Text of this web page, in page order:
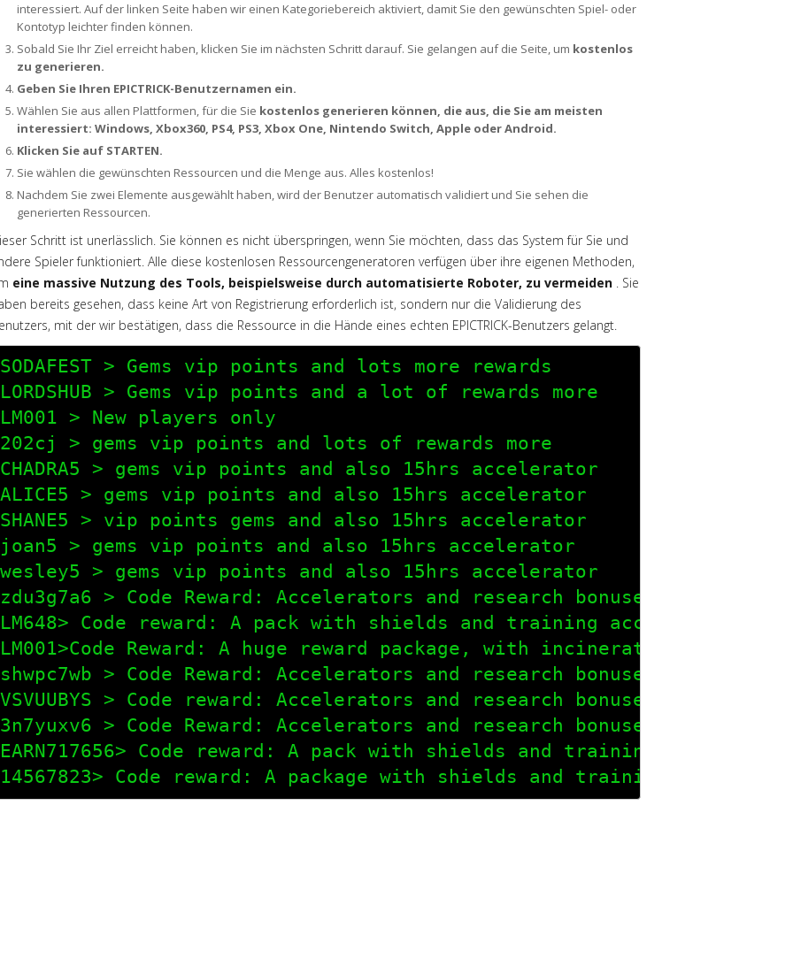
interessiert. Auf der linken Seite haben wir einen Kategoriebereich aktiviert, damit Sie den gewünschten Spiel- oder
Kontotyp leichter finden können.
Sobald Sie Ihr Ziel erreicht haben, klicken Sie im nächsten Schritt darauf. Sie gelangen auf die Seite, um kostenlos
zu generieren.
Geben Sie Ihren EPICTRICK-Benutzernamen ein.
Wählen Sie aus allen Plattformen, für die Sie kostenlos generieren können, die aus, die Sie am meisten
interessiert: Windows, Xbox360, PS4, PS3, Xbox One, Nintendo Switch, Apple oder Android.
Klicken Sie auf STARTEN.
Sie wählen die gewünschten Ressourcen und die Menge aus. Alles kostenlos!
Nachdem Sie zwei Elemente ausgewählt haben, wird der Benutzer automatisch validiert und Sie sehen die
generierten Ressourcen.
Schritt ist unerlässlich. Sie können es nicht überspringen, wenn Sie möchten, dass das System für Sie und
Spieler funktioniert. Alle diese kostenlosen Ressourcengeneratoren verfügen über ihre eigenen Methoden,
eine massive Nutzung des Tools, beispielsweise durch automatisierte Roboter, zu vermeiden . Sie
bereits gesehen, dass keine Art von Registrierung erforderlich ist, sondern nur die Validierung des
mit der wir bestätigen, dass die Ressource in die Hände eines echten EPICTRICK-Benutzers gelangt.
SODAFEST > Gems vip points and lots more rewards
LORDSHUB > Gems vip points and a lot of rewards more
LM001 > New players only
202cj > gems vip points and lots of rewards more
CHADRA5 > gems vip points and also 15hrs accelerator
ALICE5 > gems vip points and also 15hrs accelerator
SHANE5 > vip points gems and also 15hrs accelerator
joan5 > gems vip points and also 15hrs accelerator
wesley5 > gems vip points and also 15hrs accelerator
zdu3g7a6 > Code Reward: Accelerators and research bonuses, also a
LM648> Code reward: A pack with shields and training accelerators
LM001>Code Reward: A huge reward package, with incinerators, vip
shwpc7wb > Code Reward: Accelerators and research bonuses, also a
VSVUUBYS > Code reward: Accelerators and research bonuses, also a
3n7yuxv6 > Code Reward: Accelerators and research bonuses, also a
EARN717656> Code reward: A pack with shields and training
14567823> Code reward: A package with shields and training